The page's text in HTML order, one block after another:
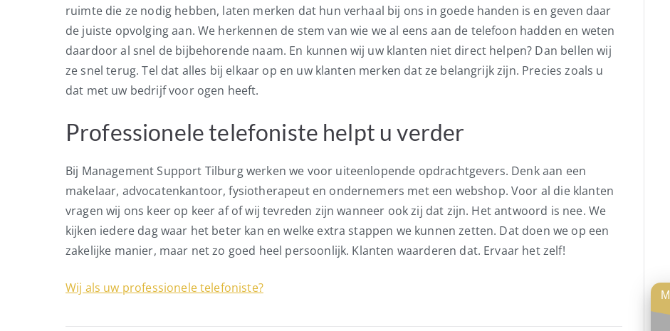
ruimte die ze nodig hebben, laten merken dat hun verhaal bij ons in goede handen is en geven daar
de juiste opvolging aan. We herkennen de stem van wie we al eens aan de telefoon hadden en weten
daardoor al snel de bijbehorende naam. En kunnen wij uw klanten niet direct helpen? Dan bellen wij
ze snel terug. Tel dat alles bij elkaar op en uw klanten merken dat ze belangrijk zijn. Precies zoals u
dat met uw bedrijf voor ogen heeft.
Professionele telefoniste helpt u verder
Bij Management Support Tilburg werken we voor uiteenlopende opdrachtgevers. Denk aan een
makelaar, advocatenkantoor, fysiotherapeut en ondernemers met een webshop. Voor al die klanten
vragen wij ons keer op keer af of wij tevreden zijn wanneer ook zij dat zijn. Het antwoord is nee. We
kijken iedere dag waar het beter kan en welke extra stappen we kunnen zetten. Dat doen we op een
zakelijke manier, maar net zo goed heel persoonlijk. Klanten waarderen dat. Ervaar het zelf!
Wij als uw professionele telefoniste?